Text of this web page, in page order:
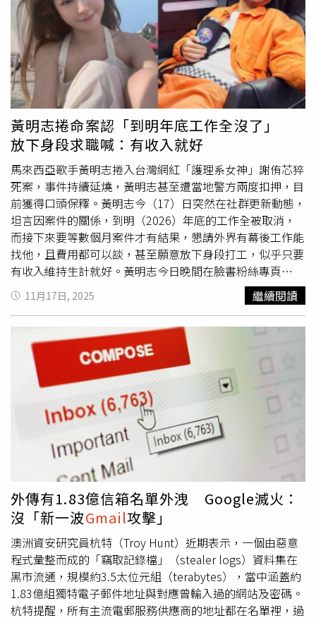
盜用，才會出現一筆1萬4000多元的訂單。一名網友收到詐
騙通知信，客服聲稱可能是身分證資訊、金融卡帳號遭盜
用。（圖／翻攝自Dcard）貼文曝光後，不少網友紛紛在底
下留言，「今天也有收到一封一樣的……是不是詐騙
mail？」、「我今天也收到，感覺是新的詐騙」、「我今天
18：41也有收到一模一樣的，連我電話跟地址都有，真的
很變態的詐騙」、「我是昨天15點收到的」、「我昨天也收
到，這種可疑的客服就不用管他了」。也有人指出，「詐騙
無誤，可以先看一下寄件人帳號」、「如果是用
奇怪的信箱一般都是詐騙，因為正規商業網站都會有自己的
網域信箱」、「怎麼會是line當客服」、「詐騙，推出去讓
更多人知道」、「看到這麼多人都收到，真是詐騙無誤
了」、「Gopay，讓你不夠賠」、「Gopay，夠騙，名稱已
經告訴妳了」、「詐騙的，不要管他就好」。
黃明志捲命案認「到明年底工作全沒了」
放下身段求職喊：有收入就好
馬來西亞歌手黃明志捲入台灣網紅「護理系女神」謝侑芯猝
死案，事件持續延燒，黃明志甚至遭當地警方兩度扣押，目
前獲得口頭保釋。黃明志今（17）日突然在社群更新動態，
坦言因案件的關係，到明（2026）年底的工作全被取消，
而接下來要等數個月案件才有結果，懇請外界有幕後工作能
找他，且費用都可以談，甚至願意放下身段打工，似乎只要
有收入維持生計就好。黃明志今日晚間在臉書粉絲專頁
「Namewee 黃明志」發文透露，目前謝侑芯命案仍在審理
中，屍檢報告還沒出來，可能得等上數個月才有結果。因此
黃明志原本排到明年底滿滿的工作，全部都被取消了；黃明
志放下身段，稱有幕後工作找他收費都好談，或是打工也
行，就算他不會也願意學，「有收入就好了」。另外，黃明
志在明年也是馬年的新年歌已經寫好，但他出事後贊助商跑
掉，也喊話有興趣贊助的可以聯繫他們，「有附贈廣告歌，
確定無粗口及不良內容」，他自認比往年的新年歌都好聽，
還許下承諾「MV點閱率若低於10M退款一半，農曆新年前
若『出事』則退全款。」回顧整起案件，台灣31歲網紅謝侑
芯10月22日被發現陳屍於吉隆坡「悅榕莊酒店」客房浴缸
內，身上僅覆蓋浴巾。黃明志當時報案表示，兩人原在房內
討論影片拍攝事宜，發現對方昏迷後曾進行CPR急救，但仍
不治。不過警方還在現場查獲約9顆疑似搖頭丸藥丸（總重
5.12克），並檢驗出黃明志尿液對安非他命、K他命、大麻
與冰毒等4種毒品呈陽性反應。雖然黃明志聲稱未吸毒，但
檢測結果令警方打臉，且警方進一步證實兩人之間存在「特
殊與親密關係」。馬來西亞警方日前依法起訴黃明志，經法
院審理准以8,000令吉（約新台幣5.8萬元）保釋外出，案件
原訂12月18日開庭。不料，警方之後將謝侑芯猝死案改以
11月17日, 2025 繼續閱讀
外傳有1.83億信箱名單外洩 Google滅火：
沒「新一波Gmail攻擊」
澳洲資安研究員杭特（Troy Hunt）近期表示，一個由惡意
程式彙整而成的「竊取記錄檔」（stealer logs）資料集在
黑市流通，規模約3.5太位元組（terabytes），當中涵蓋約
1.83億組獨特電子郵件地址與對應曾輸入過的網站及密碼。
杭特提醒，所有主流電郵服務供應商的地址都在名單裡，過